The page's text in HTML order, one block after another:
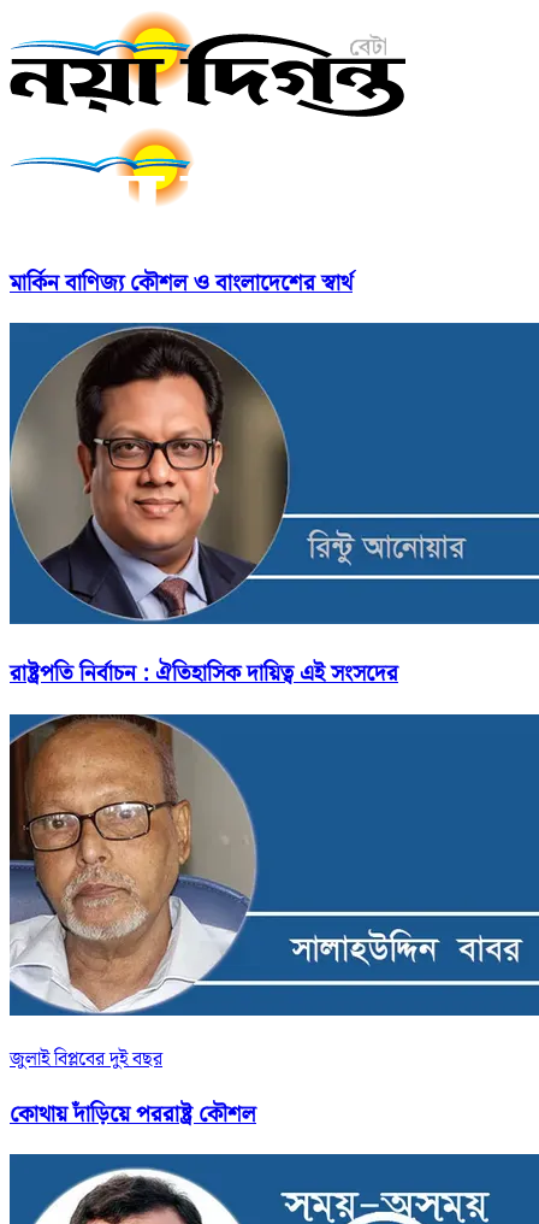
মার্কিন বাণিজ্য কৌশল ও বাংলাদেশের স্বার্থ
রাষ্ট্রপতি নির্বাচন : ঐতিহাসিক দায়িত্ব এই সংসদের
জুলাই বিপ্লবের দুই বছর
কোথায় দাঁড়িয়ে পররাষ্ট্র কৌশল